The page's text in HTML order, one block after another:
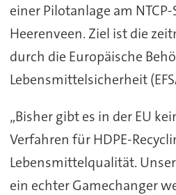
einer Pilotanlage am
Heerenveen. Ziel ist die
durch die Europäische
Lebensmittelsicherheit
„Bisher gibt es in der EU
Verfahren für HDPE-
Lebensmittelqualität.
ein echter Gamechanger